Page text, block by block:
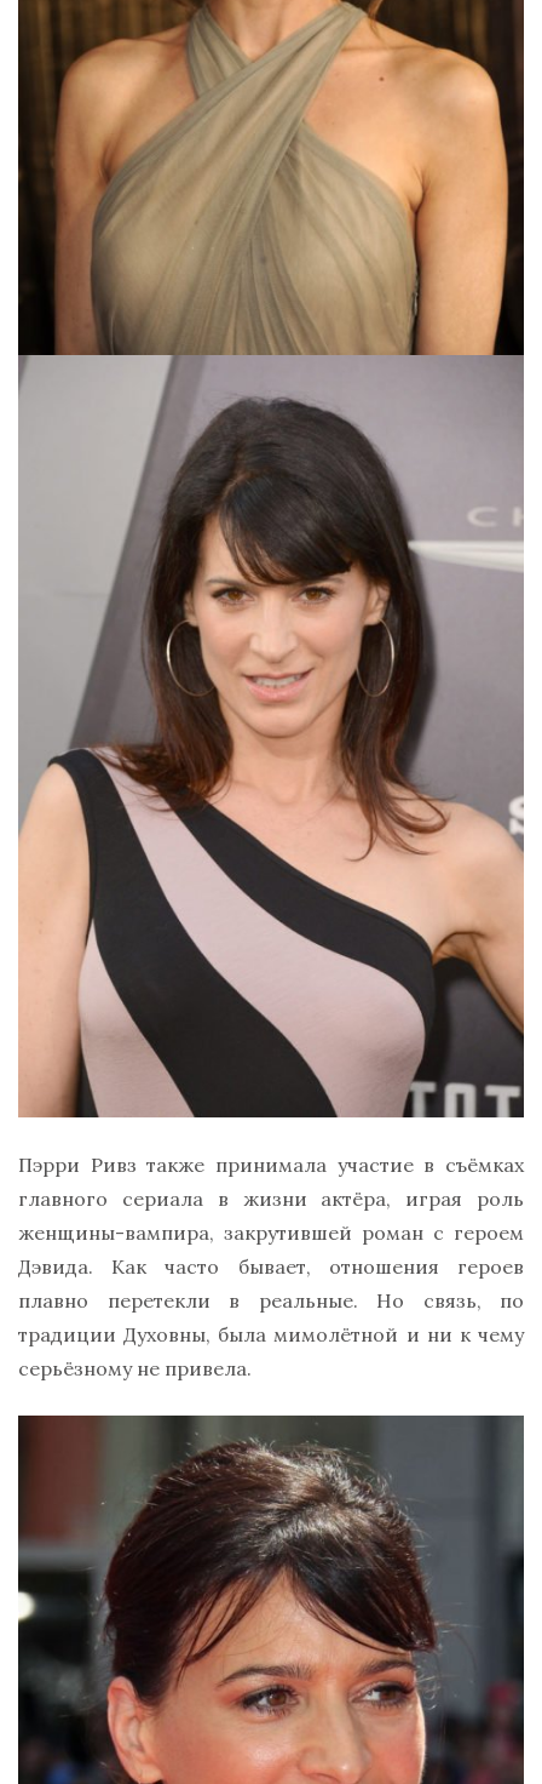
Пэрри Ривз также принимала участие в съёмках
главного сериала в жизни актёра, играя роль
женщины-вампира, закрутившей роман с героем
Дэвида. Как часто бывает, отношения героев
плавно перетекли в реальные. Но связь, по
традиции Духовны, была мимолётной и ни к чему
серьёзному не привела.